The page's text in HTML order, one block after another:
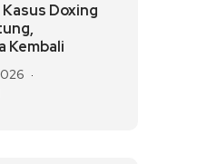
Doxing
Kembali